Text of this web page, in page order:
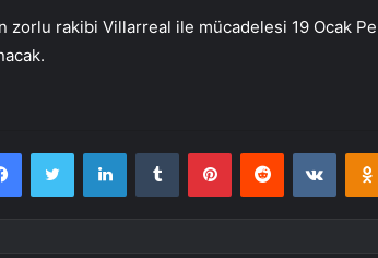
zorlu rakibi Villarreal ile mücadelesi 19 Ocak
FacebookTwitter LinkedInTumblr PinterestReddit